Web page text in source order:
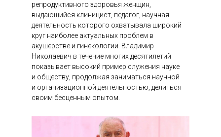
репродуктивного здоровья женщин,
выдающийся клиницист, педагог, научная
деятельность которого охватывала широкий
круг наиболее актуальных проблем в
акушерстве и гинекологии. Владимир
Николаевич в течение многих десятилетий
показывает высокий пример служения науке
и обществу, продолжая заниматься научной
и организационной деятельностью, делиться
своим бесценным опытом.